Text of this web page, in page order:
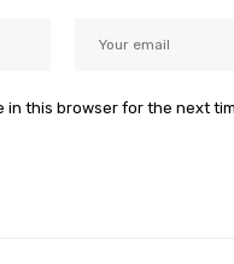
in this browser for the next